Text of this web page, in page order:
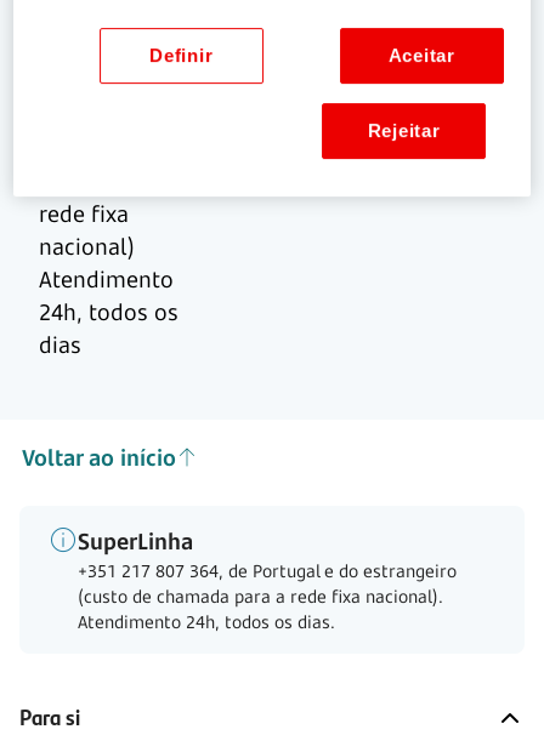
De Portugal e
rede fixa
nacional)
Atendimento
24h, todos os
dias
Voltar ao início
SuperLinha
+351 217 807 364, de Portugal e do estrangeiro
(custo de chamada para a rede fixa nacional).
Atendimento 24h, todos os dias.
Para si
Aceitar
Definir
Rejeitar